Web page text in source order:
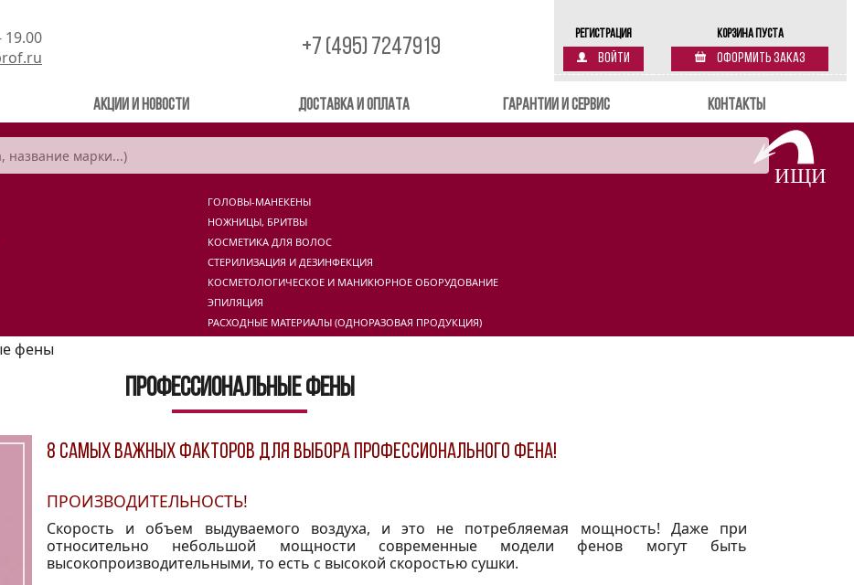
Регистрация
Войти
Корзина пуста
Оформить заказ
19.00
+7 (495) 7247919
Акции и новости Доставка и оплата Гарантии и сервис Контакты
ГОЛОВЫ-МАНЕКЕНЫ
НОЖНИЦЫ, БРИТВЫ
КОСМЕТИКА ДЛЯ ВОЛОС
СТЕРИЛИЗАЦИЯ И ДЕЗИНФЕКЦИЯ
КОСМЕТОЛОГИЧЕСКОЕ И МАНИКЮРНОЕ ОБОРУДОВАНИЕ
ЭПИЛЯЦИЯ
РАСХОДНЫЕ МАТЕРИАЛЫ (ОДНОРАЗОВАЯ ПРОДУКЦИЯ)
фены
Профессиональные фены
8 самых важных факторов для выбора профессионального фена!
ПРОИЗВОДИТЕЛЬНОСТЬ!
Скорость и объем выдуваемого воздуха, и это не потребляемая мощность! Даже при
относительно небольшой мощности современные модели фенов могут быть
высокопроизводительными, то есть с высокой скоростью сушки.